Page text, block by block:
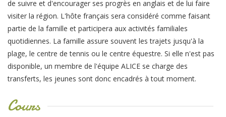
de suivre et d'encourager ses progrès en anglais et de lui faire
visiter la région. L'hôte français sera considéré comme faisant
partie de la famille et participera aux activités familiales
quotidiennes. La famille assure souvent les trajets jusqu'à la
plage, le centre de tennis ou le centre équestre. Si elle n'est pas
disponible, un membre de l'équipe ALICE se charge des
transferts, les jeunes sont donc encadrés à tout moment.
Cours